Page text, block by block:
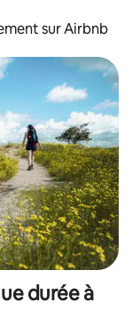
sur Airbnb
durée à